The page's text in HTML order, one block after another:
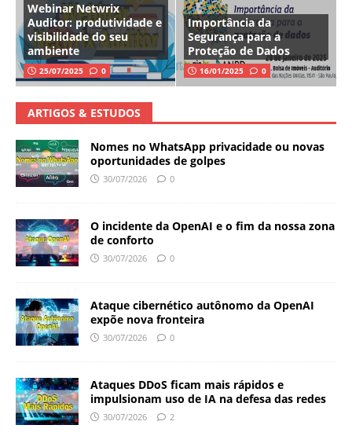
Webinar Netwrix
Auditor: produtividade e
visibilidade do seu
ambiente
25/07/2025 0
Importância da
Segurança para a
Proteção de Dados
16/01/2025 0
ARTIGOS & ESTUDOS
Nomes no WhatsApp privacidade ou novas
oportunidades de golpes
30/07/2026 0
O incidente da OpenAI e o fim da nossa zona
de conforto
30/07/2026 0
Ataque cibernético autônomo da OpenAI
expõe nova fronteira
30/07/2026 0
Ataques DDoS ficam mais rápidos e
impulsionam uso de IA na defesa das redes
30/07/2026 2